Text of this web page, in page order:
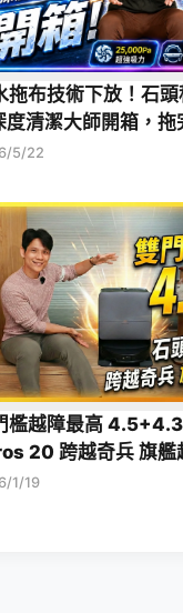
拖布技術下放！石
度清潔大師開箱，拖
5/22
檻越障最高
20 跨越奇兵 旗艦
1/19